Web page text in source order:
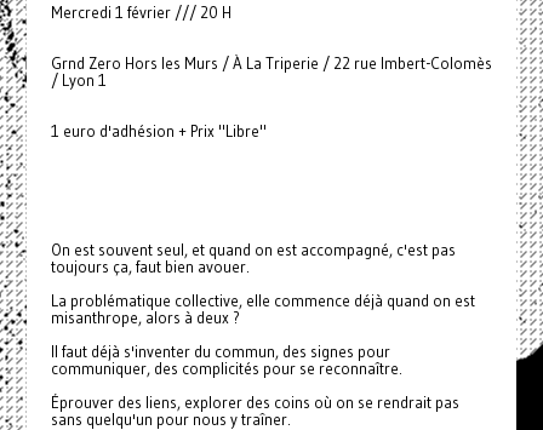
Mercredi 1 février /// 20 H
Grnd Zero Hors les Murs / À La Triperie / 22 rue Imbert-Colomès
/ Lyon 1
1 euro d'adhésion + Prix "Libre"
On est souvent seul, et quand on est accompagné, c'est pas
toujours ça, faut bien avouer.
La problématique collective, elle commence déjà quand on est
misanthrope, alors à deux ?
Il faut déjà s'inventer du commun, des signes pour
communiquer, des complicités pour se reconnaître.
Éprouver des liens, explorer des coins où on se rendrait pas
sans quelqu'un pour nous y traîner.